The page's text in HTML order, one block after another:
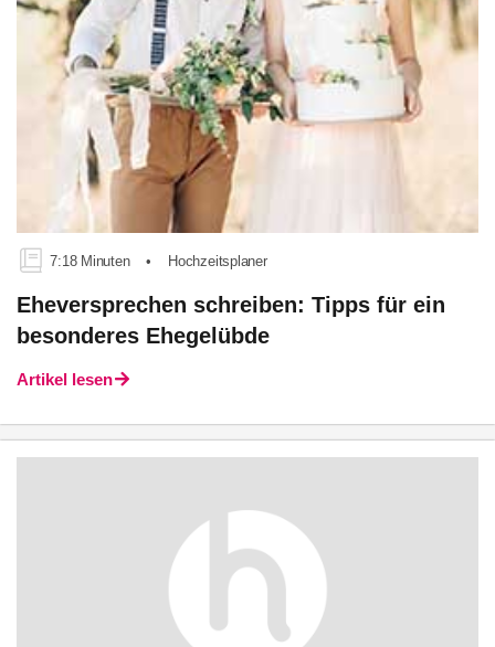
7:18 Minuten • Hochzeitsplaner
Eheversprechen schreiben: Tipps für ein
besonderes Ehegelübde
Artikel lesen